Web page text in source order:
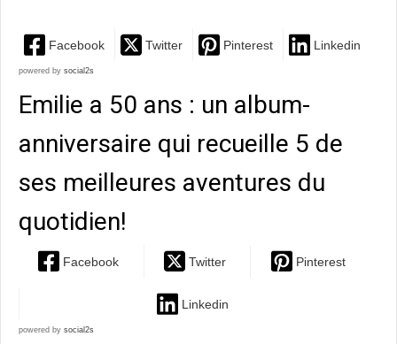
Facebook Twitter Pinterest Linkedin
powered by social2s
Emilie a 50 ans : un album-
anniversaire qui recueille 5 de
ses meilleures aventures du
quotidien!
Facebook Twitter Pinterest
Linkedin
powered by social2s